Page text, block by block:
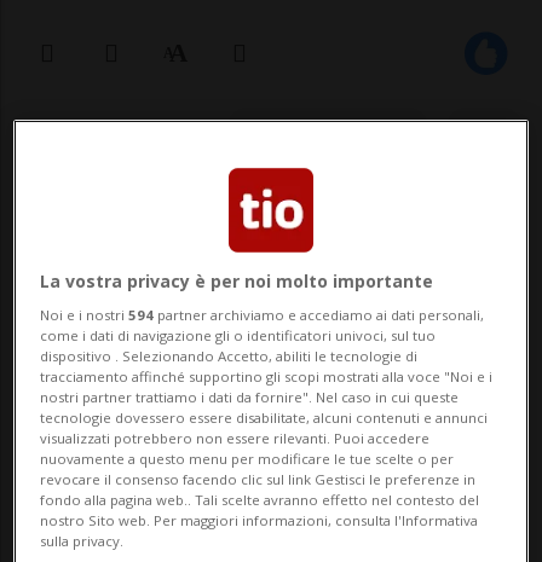
09 ott 2020 - 23:05 1
BELLINZONA - Il Bar Castello, di Bellinzona,
chiude dopo 26 anni di attività. La notizia
arriva direttamente dal titolare, Potito De
Girolamo, che ha commentato come la
decisione «non sia stata per nulla
semplice». «Parte di ...
🔐 Sblocca il nostro archivio
esclusivo!
La vostra privacy è per noi molto importante
Noi e i nostri594 partner archiviamo e accediamo ai dati personali,
come i dati di navigazione gli o identificatori univoci, sul tuo
dispositivo . Selezionando Accetto, abiliti le tecnologie di
tracciamento affinché supportino gli scopi mostrati alla voce "Noi e i
nostri partner trattiamo i dati da fornire". Nel caso in cui queste
tecnologie dovessero essere disabilitate, alcuni contenuti e annunci
visualizzati potrebbero non essere rilevanti. Puoi accedere
nuovamente a questo menu per modificare le tue scelte o per
revocare il consenso facendo clic sul link Gestisci le preferenze in
fondo alla pagina web.. Tali scelte avranno effetto nel contesto del
nostro Sito web. Per maggiori informazioni, consulta l'Informativa
sulla privacy.